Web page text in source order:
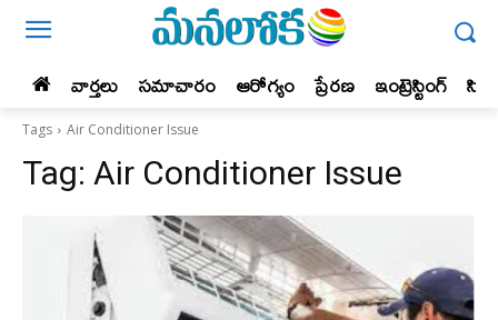
వార్తలు సమాచారం ఆరోగ్యం ప్రేర‌ణ‌ ఇంట్రెస్టింగ్‌
Tags Air Conditioner Issue
Tag: Air Conditioner Issue